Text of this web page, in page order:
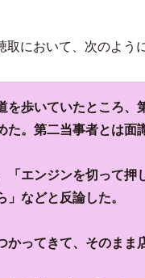
において、次のよう
を歩いていたところ
。 第二当事者とは面
「エンジンを切って
などと反論した。
かってきて、そのまま